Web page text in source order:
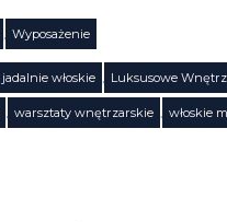
, Wyposażenie
jadalnie włoskie , Luksusowe
, warsztaty wnętrzarskie , włoskie